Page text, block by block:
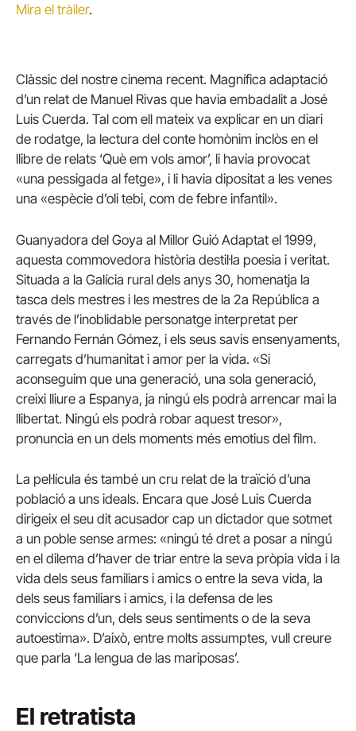
Mira el tràiler.
Clàssic del nostre cinema recent. Magnífica adaptació
d’un relat de Manuel Rivas que havia embadalit a José
Luis Cuerda. Tal com ell mateix va explicar en un diari
de rodatge, la lectura del conte homònim inclòs en el
llibre de relats ‘Què em vols amor’, li havia provocat
«una pessigada al fetge», i li havia dipositat a les venes
una «espècie d’oli tebi, com de febre infantil».
Guanyadora del Goya al Millor Guió Adaptat el 1999,
aquesta commovedora història destil·la poesia i veritat.
Situada a la Galícia rural dels anys 30, homenatja la
tasca dels mestres i les mestres de la 2a República a
través de l’inoblidable personatge interpretat per
Fernando Fernán Gómez, i els seus savis ensenyaments,
carregats d’humanitat i amor per la vida. «Si
aconseguim que una generació, una sola generació,
creixi lliure a Espanya, ja ningú els podrà arrencar mai la
llibertat. Ningú els podrà robar aquest tresor»,
pronuncia en un dels moments més emotius del film.
La pel·lícula és també un cru relat de la traïció d’una
població a uns ideals. Encara que José Luis Cuerda
dirigeix ​​el seu dit acusador cap un dictador que sotmet
a un poble sense armes: «ningú té dret a posar a ningú
en el dilema d’haver de triar entre la seva pròpia vida i la
vida dels seus familiars i amics o entre la seva vida, la
dels seus familiars i amics, i la defensa de les
conviccions d’un, dels seus sentiments o de la seva
autoestima». D’això, entre molts assumptes, vull creure
que parla ‘La lengua de las mariposas’.
El retratista